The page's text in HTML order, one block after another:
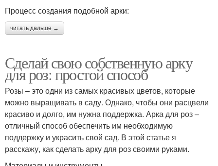
Процесс создания подобной арки:
читать дальше →
Сделай свою собственную арку
для роз: простой способ
Розы – это одни из самых красивых цветов, которые
можно выращивать в саду. Однако, чтобы они расцвели
красиво и долго, им нужна поддержка. Арка для роз –
отличный способ обеспечить им необходимую
поддержку и украсить свой сад. В этой статье я
расскажу, как сделать арку для роз своими руками.